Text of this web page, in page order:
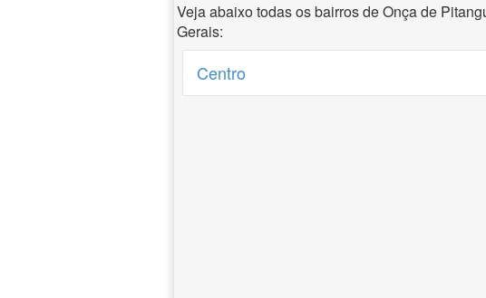
Veja abaixo todas os bairros de Onça de
Gerais:
Centro